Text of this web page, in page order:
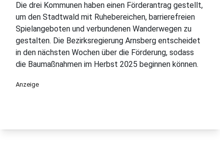
Die drei Kommunen haben einen Förderantrag gestellt,
um den Stadtwald mit Ruhebereichen, barrierefreien
Spielangeboten und verbundenen Wanderwegen zu
gestalten. Die Bezirksregierung Arnsberg entscheidet
in den nächsten Wochen über die Förderung, sodass
die Baumaßnahmen im Herbst 2025 beginnen können.
Anzeige